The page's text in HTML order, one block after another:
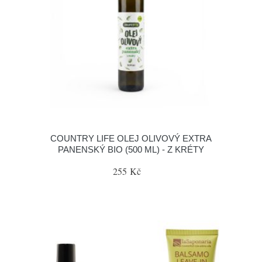
COUNTRY LIFE OLEJ OLIVOVÝ EXTRA
PANENSKÝ BIO (500 ML) - Z KRÉTY
255 Kč